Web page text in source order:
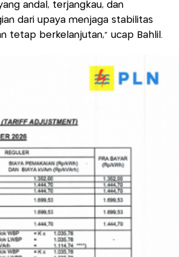
andal, terjangkau, dan
dari upaya menjaga stabilitas
tetap berkelanjutan," ucap Bahlil.